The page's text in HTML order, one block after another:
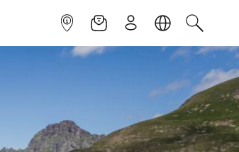
INFOPOINTNEWSLETTER
SUSCRÌBETE
IDIOMABUSCAR